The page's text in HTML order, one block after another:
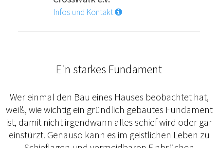
Infos und Kontakt
Ein starkes Fundament
Wer einmal den Bau eines Hauses beobachtet hat,
weiß, wie wichtig ein gründlich gebautes Fundament
ist, damit nicht irgendwann alles schief wird oder gar
einstürzt. Genauso kann es im geistlichen Leben zu